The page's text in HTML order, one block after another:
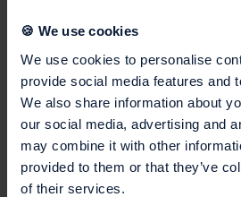
🍪 We use cookies
We use cookies to personalise
provide social media features and
We also share information about
our social media, advertising and
may combine it with other
provided to them or that they’ve
of their services.
Fazit:
Die Projektsteuerung ist ein
Projektmanagements